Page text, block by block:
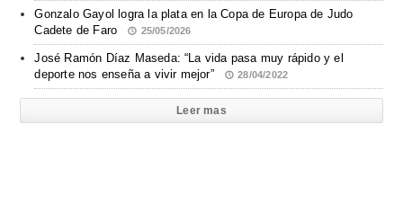
Gonzalo Gayol logra la plata en la Copa de Europa de Judo
Cadete de Faro
25/05/2026
José Ramón Díaz Maseda: “La vida pasa muy rápido y el
deporte nos enseña a vivir mejor”
28/04/2022
Leer mas